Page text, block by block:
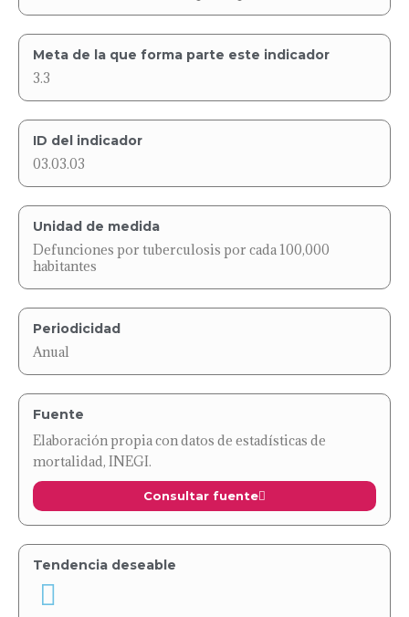
Meta de la que forma parte este indicador
3.3
ID del indicador
03.03.03
Unidad de medida
Defunciones por tuberculosis por cada 100,000
habitantes
Periodicidad
Anual
Fuente
Elaboración propia con datos de estadísticas de
mortalidad, INEGI.
Consultar fuente
Tendencia deseable